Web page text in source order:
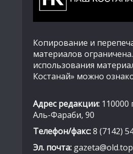
Копирование и
материалов
использования
Костанай» можно
Адрес редакции: 110000
Аль-Фараби, 90
Телефон/факс:8 (7142)
Эл. почта: